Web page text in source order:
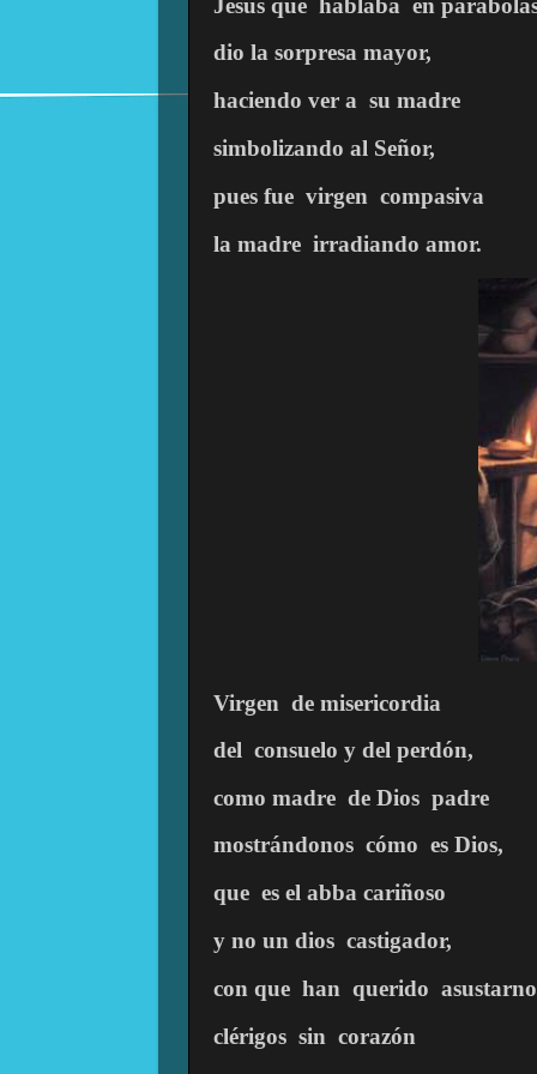
dio la sorpresa mayor,
haciendo ver a su madre
simbolizando al Señor,
pues fue virgen compasiva
la madre irradiando amor.
Virgen de misericordia
del consuelo y del perdón,
como madre de Dios padre
mostrándonos cómo es Dios,
que es el abba cariñoso
y no un dios castigador,
con que han querido
clérigos sin corazón